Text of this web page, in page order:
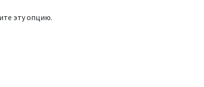
эту опцию.